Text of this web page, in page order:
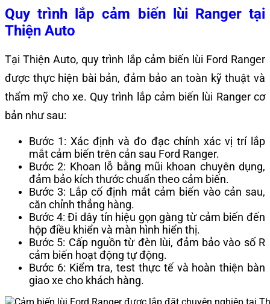
Quy trình lắp cảm biến lùi Ranger tại
Thiện Auto
Tại Thiện Auto, quy trình lắp cảm biến lùi Ford Ranger
được thực hiện bài bản, đảm bảo an toàn kỹ thuật và
thẩm mỹ cho xe. Quy trình lắp cảm biến lùi Ranger cơ
bản như sau:
Bước 1: Xác định và đo đạc chính xác vị trí lắp
mắt cảm biến trên cản sau Ford Ranger.
Bước 2: Khoan lỗ bằng mũi khoan chuyên dụng,
đảm bảo kích thước chuẩn theo cảm biến.
Bước 3: Lắp cố định mắt cảm biến vào cản sau,
căn chỉnh thẳng hàng.
Bước 4: Đi dây tín hiệu gọn gàng từ cảm biến đến
hộp điều khiển và màn hình hiển thị.
Bước 5: Cấp nguồn từ đèn lùi, đảm bảo vào số R
cảm biến hoạt động tự động.
Bước 6: Kiểm tra, test thực tế và hoàn thiện bàn
giao xe cho khách hàng.